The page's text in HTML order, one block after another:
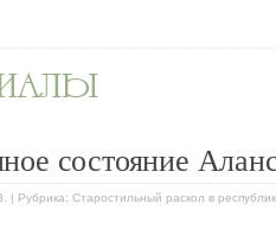
состояние
| Рубрика: Старостильный раскол в